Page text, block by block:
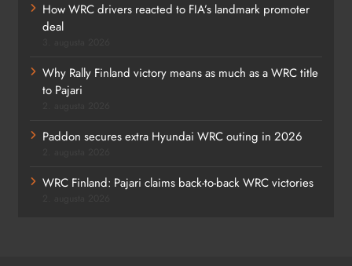
How WRC drivers reacted to FIA’s landmark promoter
deal
Why Rally Finland victory means as much as a WRC title
to Pajari
Paddon secures extra Hyundai WRC outing in 2026
WRC Finland: Pajari claims back-to-back WRC victories